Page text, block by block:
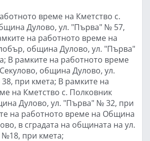
време на Кметство с.
Дулово, ул. "Първа" № 57,
на работното време на
община Дулово, ул. "Първа"
В рамките на работното време
община Дулово, ул.
при кмета; В рамките на
на Кметство с. Полковник
Дулово, ул. "Първа" № 32, при
на работното време на Община
в сградата на общината на ул.
№18, при кмета;